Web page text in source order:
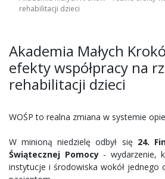
rehabilitacji dzieci
Akademia Małych
efekty współpracy na
rehabilitacji dzieci
WOŚP to realna zmiana w systemie
W minioną niedzielę odbył się 24.
Świątecznej Pomocy- wydarzenie,
instytucje i środowiska wokół jednego